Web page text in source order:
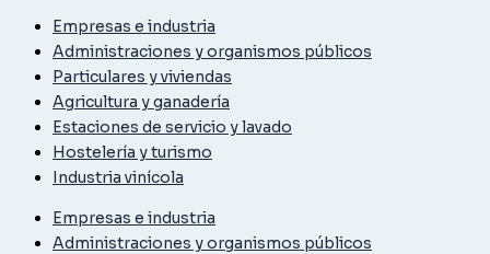
Empresas e industria
Administraciones y organismos públicos
Particulares y viviendas
Agricultura y ganadería
Estaciones de servicio y lavado
Hostelería y turismo
Industria vinícola
Empresas e industria
Administraciones y organismos públicos